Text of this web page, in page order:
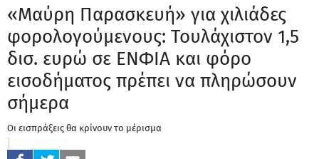
«Μαύρη Παρασκευή» για χιλιάδες
φορολογούμενους: Τουλάχιστον 1,5
δισ. ευρώ σε ΕΝΦΙΑ και φόρο
εισοδήματος πρέπει να πληρώσουν
σήμερα
Οι εισπράξεις θα κρίνουν το μέρισμα